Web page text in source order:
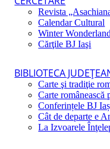
Revista
Calendar Cultural
Winter Wonderland
Cărţile BJ Iaşi
BIBLIOTECA
Carte şi tradiţie
Carte românească
Conferințele BJ
Cât de departe e
La Izvoarele